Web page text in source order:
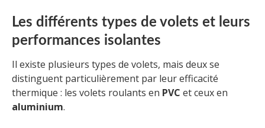
Les différents types de volets et leurs
performances isolantes
Il existe plusieurs types de volets, mais deux se
distinguent particulièrement par leur efficacité
thermique : les volets roulants en PVC et ceux en
aluminium.